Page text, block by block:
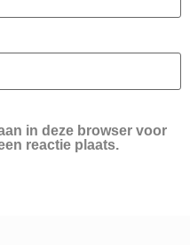
in deze browser voor
reactie plaats.